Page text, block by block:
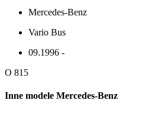
Mercedes-Benz
Vario Bus
09.1996 -
O 815
Inne modele Mercedes-Benz